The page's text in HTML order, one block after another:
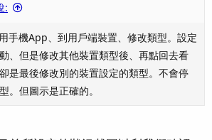
:
手機App、到用戶端裝置、修改類型。設定
、但是修改其他裝置類型後、再點回去看
是最後修改別的裝置設定的類型。不會停
。但圖示是正確的。